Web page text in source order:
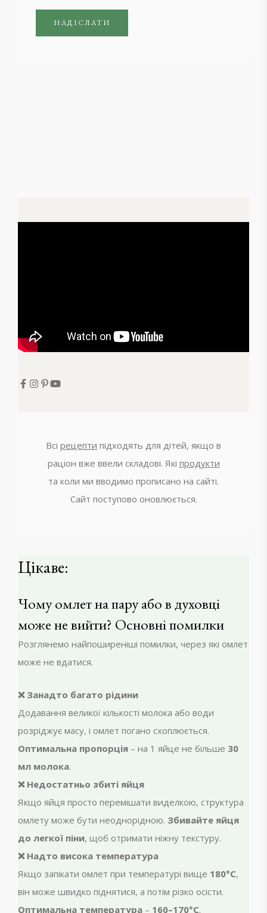
Всі рецепти підходять для дітей, якщо в
раціон вже ввели складові. Які продукти
та коли ми вводимо прописано на сайті.
Сайт поступово оновлюється.
Цікаве:
Чому омлет на пару або в духовці
може не вийти? Основні помилки
Розглянемо найпоширеніші помилки, через які омлет
може не вдатися.
❌ Занадто багато рідини
Додавання великої кількості молока або води
розріджує масу, і омлет погано схоплюється.
Оптимальна пропорція – на 1 яйце не більше 30
мл молока.
❌ Недостатньо збиті яйця
Якщо яйця просто перемішати виделкою, структура
омлету може бути неоднорідною. Збивайте яйця
до легкої піни, щоб отримати ніжну текстуру.
❌ Надто висока температура
Якщо запікати омлет при температурі вище 180°C,
він може швидко піднятися, а потім різко осісти.
Оптимальна температура – 160–170°C.